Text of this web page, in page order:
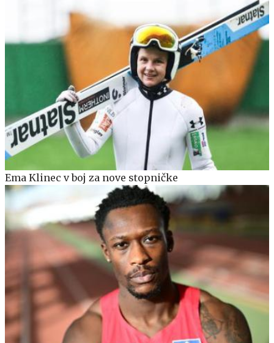
Ema Klinec v boj za nove stopničke